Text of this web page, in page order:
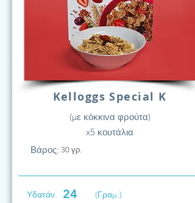
Kelloggs Special K
(με κόκκινα φρούτα)
x5 κουτάλια
Βάρος: 30 γρ.
Υδατάν. 24 (Γραμ.)